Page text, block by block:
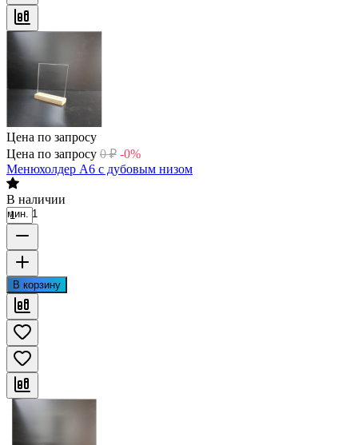
Цена по запросу
Цена по запросу 0 ₽ -0%
Менюхолдер А6 с дубовым низом
В наличии
мин. 1
В корзину